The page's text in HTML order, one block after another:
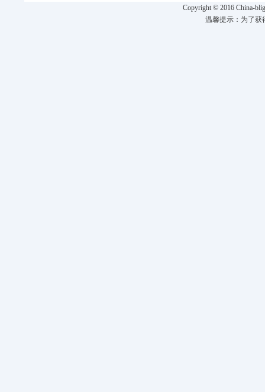
Copyright ©2016 China-
温馨提示：为了获